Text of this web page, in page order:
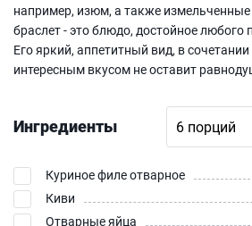
например, изюм, а также
браслет - это блюдо, достойное любого
Его яркий, аппетитный вид, в
интересным вкусом не оставит
Ингредиенты
Куриное филе отварное
Киви
Отварные яйца